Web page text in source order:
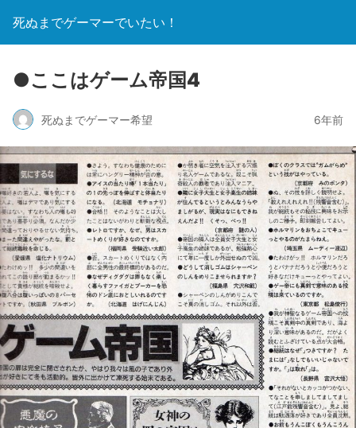
死ぬまでゲーマーでいたい！
●ここはゲーム帝国4
死ぬまでゲーマー希望 6年前